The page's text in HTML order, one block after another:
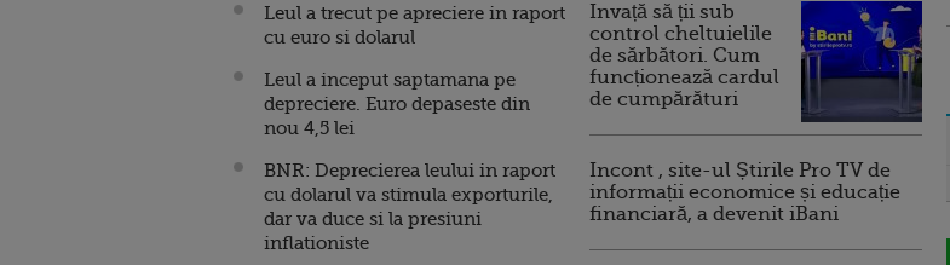
Leul a trecut pe apreciere in raport
cu euro si dolarul
Leul a inceput saptamana pe
depreciere. Euro depaseste din
nou 4,5 lei
BNR: Deprecierea leului in raport
cu dolarul va stimula exporturile,
dar va duce si la presiuni
inflationiste
Invață să ții sub
control cheltuielile
de sărbători. Cum
funcționează cardul
de cumpărături
Incont , site-ul Știrile Pro TV de
informații economice și educație
financiară, a devenit iBani